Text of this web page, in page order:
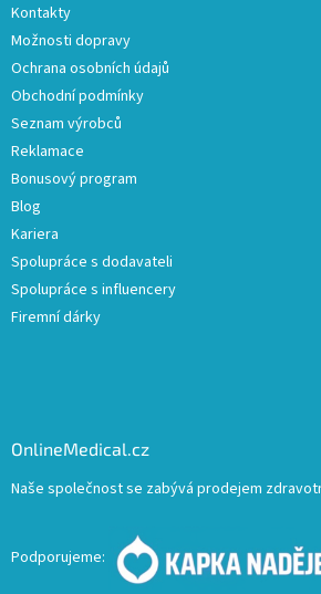
Kontakty
Možnosti dopravy
Ochrana osobních údajů
Obchodní podmínky
Seznam výrobců
Reklamace
Bonusový program
Blog
Kariera
Spolupráce s dodavateli
Spolupráce s influencery
Firemní dárky
OnlineMedical.cz
Naše společnost se zabývá prodejem
Podporujeme: